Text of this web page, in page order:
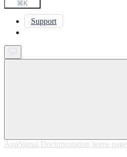
⌘K
Support
AppSignal Documentation home page